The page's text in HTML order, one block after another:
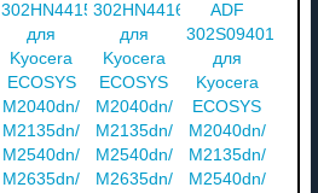
302HN44150
для
Kyocera
ECOSYS
M2040dn/
M2135dn/
M2540dn/
M2635dn/
302HN44160
для
Kyocera
ECOSYS
M2040dn/
M2135dn/
M2540dn/
M2635dn/
ADF
302S094010
для
Kyocera
ECOSYS
M2040dn/
M2135dn/
M2540dn/